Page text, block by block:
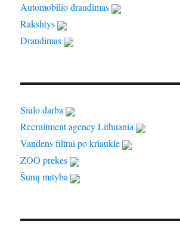
Automobilio draudimas
Rakshtys
Draudimas
Siulo darba
Recruitment agency Lithuania
Vandens filtrai po kriaukle
ZOO prekes
Šunų mityba